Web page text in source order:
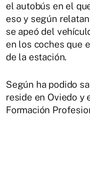
el autobús en el
eso y según
se apeó del
en los coches que
de la estación.
Según ha podido
reside en Oviedo y
Formación